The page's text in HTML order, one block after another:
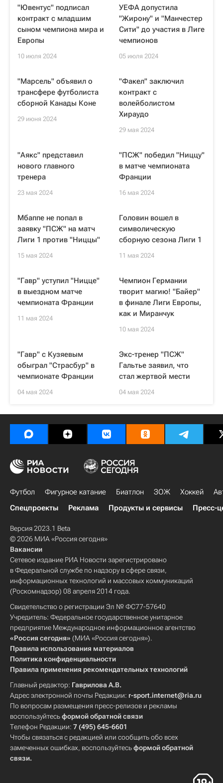
"Ювентус" подписал
контракт с младшим
сыном чемпиона мира и
Европы
10 июля 2024
УЕФА допустила
"Жирону" и "Манчестер
Сити" до участия в Лиге
чемпионов
05 июля 2024
"Марсель" объявил о
трансфере футболиста
сборной Канады Коне
29 июня 2024
"Факел" заключил
контракт с
волейболистом
Хираудо
29 мая 2024
"Аякс" представил
нового главного
тренера
23 мая 2024
"ПСЖ" победил "Ниццу"
в матче чемпионата
Франции
16 мая 2024
Мбаппе не попал в
заявку "ПСЖ" на матч
Лиги 1 против "Ниццы"
15 мая 2024
Головин вошел в
символическую
сборную сезона Лиги 1
11 мая 2024
"Гавр" уступил "Ницце"
в выездном матче
чемпионата Франции
11 мая 2024
Чемпион Германии
творит магию! "Байер"
в финале Лиги Европы,
как и Миранчук
10 мая 2024
"Гавр" с Кузяевым
обыграл "Страсбур" в
чемпионате Франции
04 мая 2024
Экс-тренер "ПСЖ"
Гальтье заявил, что
стал жертвой мести
04 мая 2024
Футбол Фигурное катание Биатлон ЗОЖ Хоккей
Спецпроекты
Реклама Продукты и сервисы Пресс-
Версия 2023.1 Beta
© 2026 МИА «Россия сегодня»
Вакансии
Сетевое издание РИА Новости зарегистрировано
в Федеральной службе по надзору в сфере связи,
информационных технологий и массовых коммуникаций
(Роскомнадзор) 08 апреля 2014 года.
Свидетельство о регистрации Эл № ФС77-57640
Учредитель: Федеральное государственное унитарное
предприятие Международное информационное агентство
«Россия сегодня» (МИА «Россия сегодня»).
Правила использования материалов
Политика конфиденциальности
Правила применения рекомендательных технологий
Главный редактор: Гаврилова А.В.
Адрес электронной почты Редакции: r-sport.internet@ria.ru
По вопросам размещения пресс-релизов и рекламы
воспользуйтесьформой обратной связи
Телефон Редакции: 7 (495) 645-6601
Чтобы связаться с редакцией или сообщить обо всех
замеченных ошибках, воспользуйтесьформой обратной
связи.